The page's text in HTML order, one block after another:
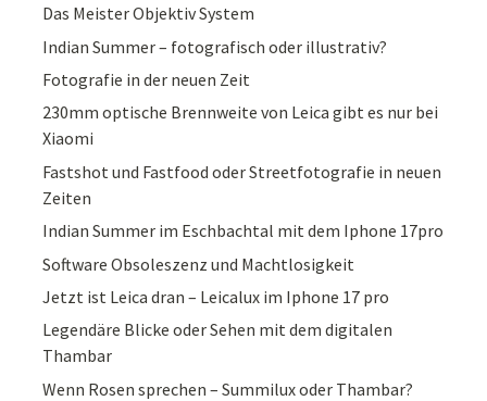
Das Meister Objektiv System
Indian Summer – fotografisch oder illustrativ?
Fotografie in der neuen Zeit
230mm optische Brennweite von Leica gibt es nur bei
Xiaomi
Fastshot und Fastfood oder Streetfotografie in neuen
Zeiten
Indian Summer im Eschbachtal mit dem Iphone 17pro
Software Obsoleszenz und Machtlosigkeit
Jetzt ist Leica dran – Leicalux im Iphone 17 pro
Legendäre Blicke oder Sehen mit dem digitalen
Thambar
Wenn Rosen sprechen – Summilux oder Thambar?